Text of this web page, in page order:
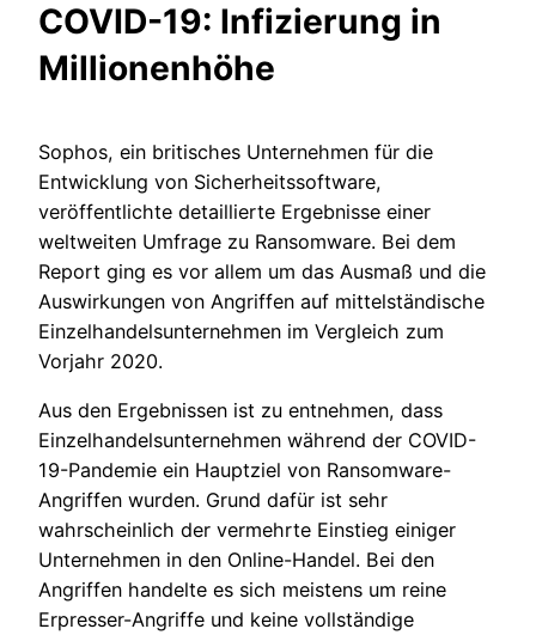
COVID-19: Infizierung in
Millionenhöhe
Sophos, ein britisches Unternehmen für die
Entwicklung von Sicherheitssoftware,
veröffentlichte detaillierte Ergebnisse einer
weltweiten Umfrage zu Ransomware. Bei dem
Report ging es vor allem um das Ausmaß und die
Auswirkungen von Angriffen auf mittelständische
Einzelhandelsunternehmen im Vergleich zum
Vorjahr 2020.
Aus den Ergebnissen ist zu entnehmen, dass
Einzelhandelsunternehmen während der COVID-
19-Pandemie ein Hauptziel von Ransomware-
Angriffen wurden. Grund dafür ist sehr
wahrscheinlich der vermehrte Einstieg einiger
Unternehmen in den Online-Handel. Bei den
Angriffen handelte es sich meistens um reine
Erpresser-Angriffe und keine vollständige